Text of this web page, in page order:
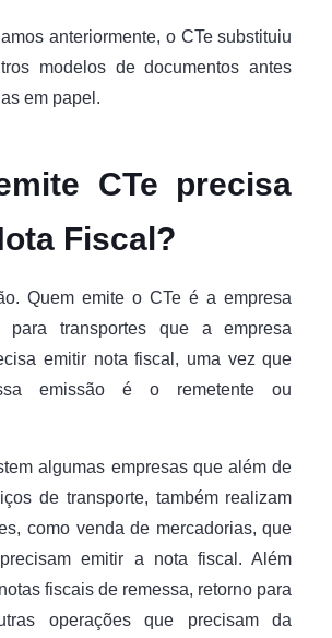
anteriormente, o CTe substituiu
modelos de documentos antes
em papel.
CTe precisa
Fiscal?
Quem emite o CTe é a empresa
para transportes que a empresa
emitir nota fiscal, uma vez que
emissão é o remetente ou
algumas empresas que além de
de transporte, também realizam
como venda de mercadorias, que
emitir a nota fiscal. Além
fiscais de remessa, retorno para
operações que precisam da